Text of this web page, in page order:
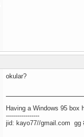
okular?
Having a Windows 95 box
-----------------
jid: kayo77//gmail.com gg